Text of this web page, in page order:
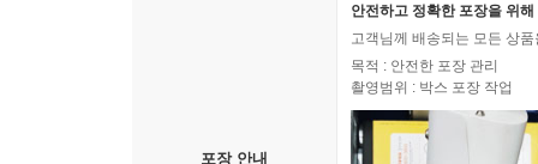
포장 안내
안전하고 정확한 포장을 위
고객님께 배송되는 모든 상
목적 : 안전한 포장 관리
촬영범위 : 박스 포장 작업